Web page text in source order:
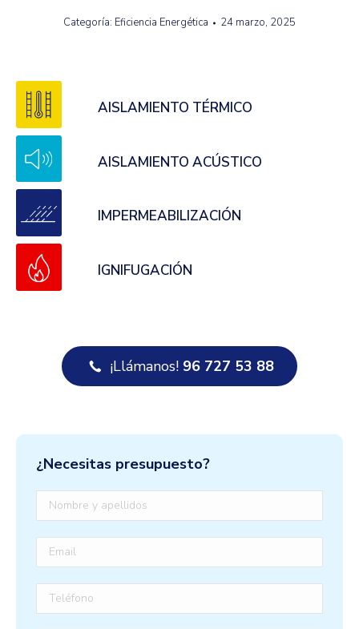
Categoría: Eficiencia Energética 24 marzo, 2025
AISLAMIENTO TÉRMICO
AISLAMIENTO ACÚSTICO
IMPERMEABILIZACIÓN
IGNIFUGACIÓN
¡Llámanos! 96 727 53 88
¿Necesitas presupuesto?